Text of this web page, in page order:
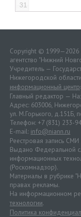
31
Copyright ©
агентство "Нижний
Учредитель —
Нижегородской
информационный центр
Главный редактор —
Адрес: 603006,
ул. М.Горького, д.151Б,
Телефон: +7 (831) 233-
E-mail: info@niann.ru
Реестровая запись
Выдано Федеральной
информационных
(Роскомнадзор).
Материалы в рубрике
правах рекламы.
На информационном
технологии.
Политика